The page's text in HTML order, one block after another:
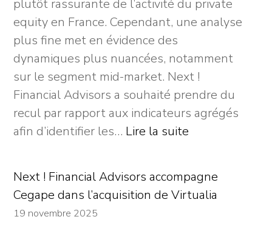
plutôt rassurante de l’activité du private
equity en France. Cependant, une analyse
plus fine met en évidence des
dynamiques plus nuancées, notamment
sur le segment mid-market. Next !
Financial Advisors a souhaité prendre du
recul par rapport aux indicateurs agrégés
afin d’identifier les… Lire la suite
France
2025
Next ! Financial Advisors accompagne
Cegape dans l’acquisition de Virtualia
19 novembre 2025